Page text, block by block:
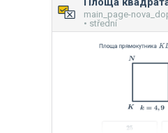
main_page-
• střední